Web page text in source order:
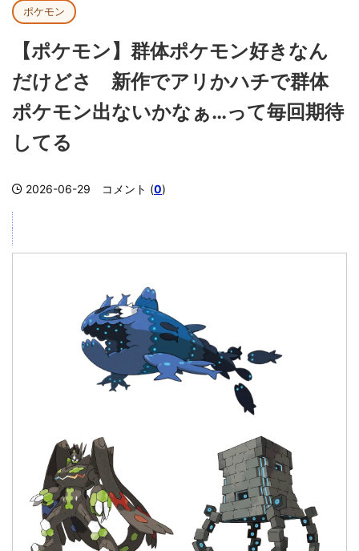
ポケモン
【ポケモン】群体ポケモン好きなん
だけどさ 新作でアリかハチで群体
ポケモン出ないかなぁ…って毎回期待
してる
2026-06-29 コメント (0)